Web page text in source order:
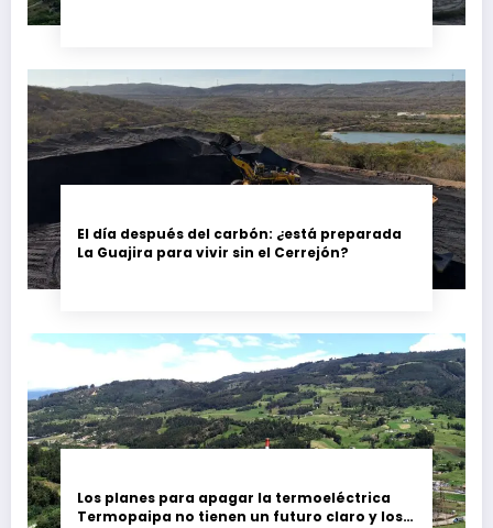
El día después del carbón: ¿está preparada
La Guajira para vivir sin el Cerrejón?
Los planes para apagar la termoeléctrica
Termopaipa no tienen un futuro claro y los